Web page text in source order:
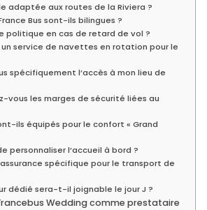
adaptée aux routes de la Riviera ?
Bus sont-ils bilingues ?
politique en cas de retard de vol ?
un service de navettes en rotation pour le
spécifiquement l’accès à mon lieu de
vous les marges de sécurité liées au
ils équipés pour le confort « Grand
personnaliser l’accueil à bord ?
spécifique pour le transport de
dédié sera-t-il joignable le jour J ?
Wedding comme prestataire